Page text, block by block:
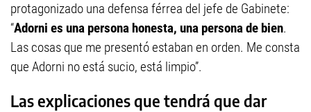
protagonizado una defensa férrea del jefe de Gabinete:
“Adorni es una persona honesta, una persona de bien.
Las cosas que me presentó estaban en orden. Me consta
que Adorni no está sucio, está limpio”.
Las explicaciones que tendrá que dar